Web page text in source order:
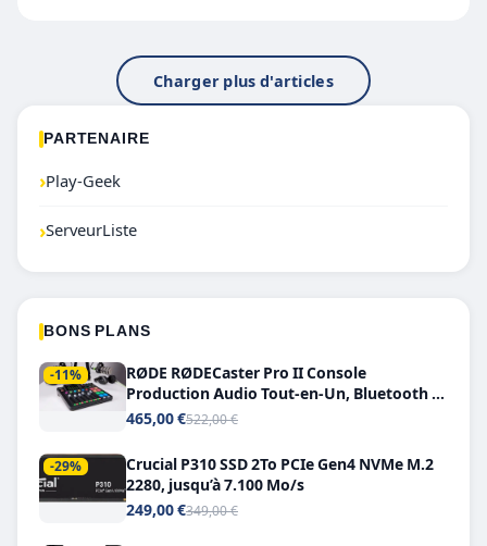
Charger plus d'articles
PARTENAIRE
›Play-Geek
›ServeurListe
BONS PLANS
-11%
RØDE RØDECaster Pro II Console
Production Audio Tout-en-Un, Bluetooth et
Double USB-C
465,00 €522,00 €
-29%
Crucial P310 SSD 2To PCIe Gen4 NVMe M.2
2280, jusqu’à 7.100 Mo/s
249,00 €349,00 €